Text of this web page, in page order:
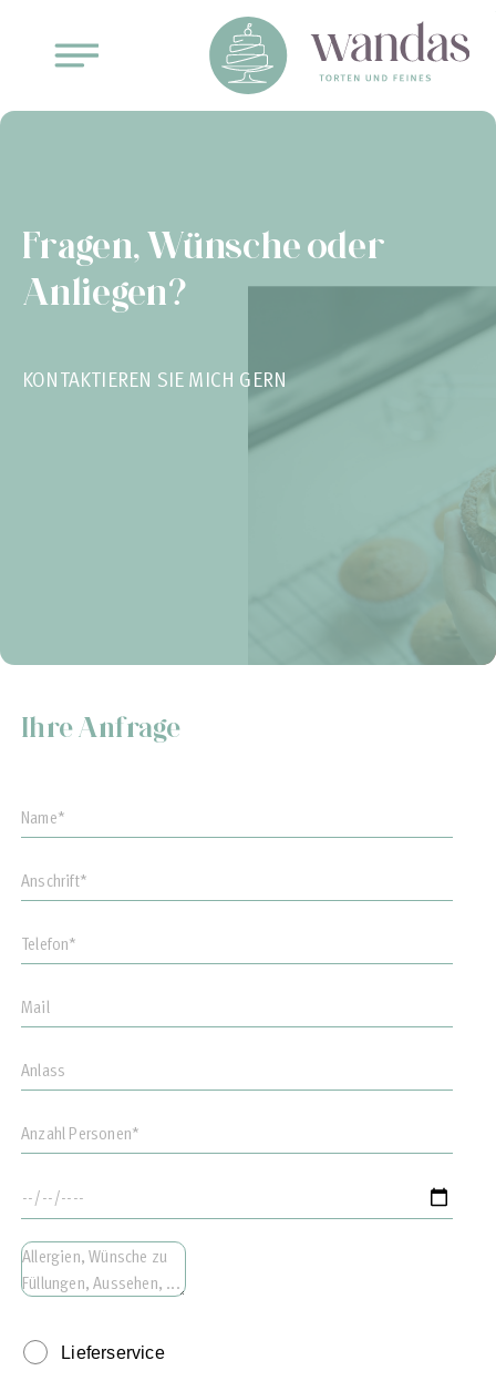
Fragen, Wünsche oder
Anliegen?
KONTAKTIEREN SIE MICH GERN
Ihre Anfrage
Lieferservice